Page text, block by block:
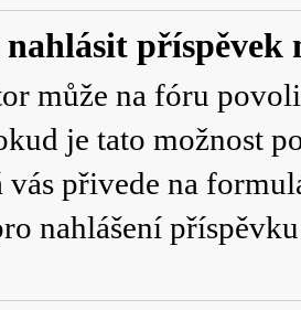
příspěvek
může na fóru
je tato možnost
vás přivede na
nahlášení